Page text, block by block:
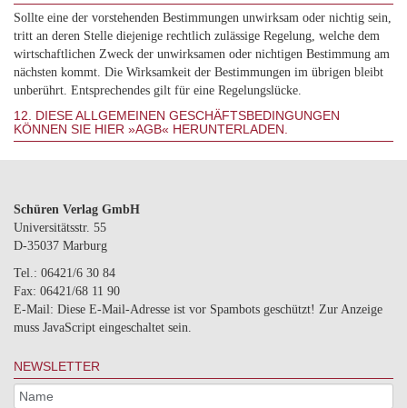
Sollte eine der vorstehenden Bestimmungen unwirksam oder nichtig sein,
tritt an deren Stelle diejenige rechtlich zulässige Regelung, welche dem
wirtschaftlichen Zweck der unwirksamen oder nichtigen Bestimmung am
nächsten kommt. Die Wirksamkeit der Bestimmungen im übrigen bleibt
unberührt. Entsprechendes gilt für eine Regelungslücke.
12. DIESE ALLGEMEINEN GESCHÄFTSBEDINGUNGEN
KÖNNEN SIE HIER »AGB« HERUNTERLADEN.
Schüren Verlag GmbH
Universitätsstr. 55
D-35037 Marburg
Tel.: 06421/6 30 84
Fax: 06421/68 11 90
E-Mail: Diese E-Mail-Adresse ist vor Spambots geschützt! Zur Anzeige
muss JavaScript eingeschaltet sein.
NEWSLETTER